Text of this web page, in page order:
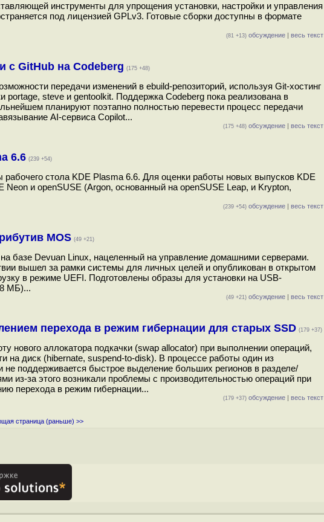
инструменты для упрощения установки, настройки и управления
под лицензией GPLv3. Готовые сборки доступны в формате
(81 +13) обсуждение | весь текст
с GitHub на Codeberg (175 +48)
передачи изменений в ebuild-репозиторий, используя Git-хостинг
portage, steve и gentoolkit. Поддержка Codeberg пока реализована в
планируют поэтапно полностью перевести процесс передачи
AI-сервиса Copilot...
(175 +48) обсуждение | весь текст
6.6 (239 +54)
стола KDE Plasma 6.6. Для оценки работы новых выпусков KDE
и openSUSE (Argon, основанный на openSUSE Leap, и Krypton,
(239 +54) обсуждение | весь текст
MOS (49 +21)
базе Devuan Linux, нацеленный на управление домашними серверами.
вышел за рамки системы для личных целей и опубликован в открытом
в режиме UEFI. Подготовлены образы для установки на USB-
МБ)...
(49 +21) обсуждение | весь текст
перехода в режим гибернации для старых SSD (179 +37)
нового аллокатора подкачки (swap allocator) при выполнении операций,
диск (hibernate, suspend-to-disk). В процессе работы один из
не поддерживается быстрое выделение больших регионов в разделе/
из-за этого возникали проблемы с производительностью операций при
перехода в режим гибернации...
(179 +37) обсуждение | весь текст
страница (раньше) >>